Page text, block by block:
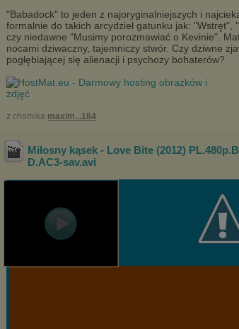
"Babadock" to jeden z najoryginalniejszych i
formalnie do takich arcydzieł gatunku jak:
czy niedawne "Musimy porozmawiać o Kevinie".
nocami dziwaczny, tajemniczy stwór. Czy dziwne
pogłębiającej się alienacji i psychozy bohaterów?
z chomika maxim...184
Miłosny kąsek - Love Bite (2012)
D.AC3-sav.avi